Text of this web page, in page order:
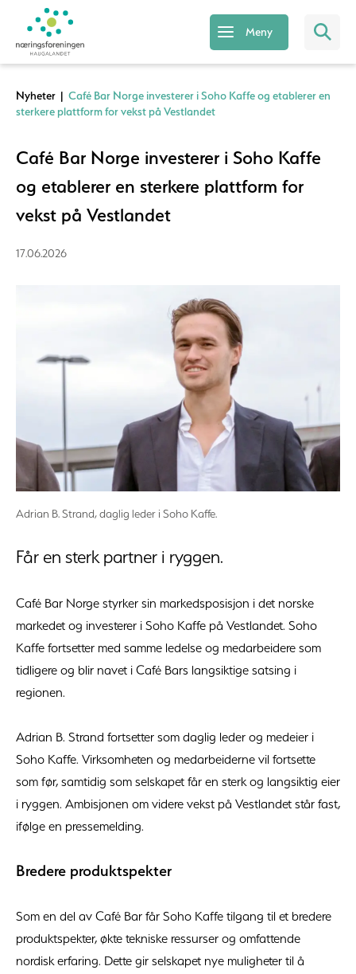
Meny
Nyheter | Café Bar Norge investerer i Soho Kaffe og etablerer en
sterkere plattform for vekst på Vestlandet
Café Bar Norge investerer i Soho Kaffe
og etablerer en sterkere plattform for
vekst på Vestlandet
17.06.2026
Adrian B. Strand, daglig leder i Soho Kaffe.
Får en sterk partner i ryggen.
Café Bar Norge styrker sin markedsposisjon i det norske
markedet og investerer i Soho Kaffe på Vestlandet. Soho
Kaffe fortsetter med samme ledelse og medarbeidere som
tidligere og blir navet i Café Bars langsiktige satsing i
regionen.
Adrian B. Strand fortsetter som daglig leder og medeier i
Soho Kaffe. Virksomheten og medarbeiderne vil fortsette
som før, samtidig som selskapet får en sterk og langsiktig eier
i ryggen. Ambisjonen om videre vekst på Vestlandet står fast,
ifølge en pressemelding.
Bredere produktspekter
Som en del av Café Bar får Soho Kaffe tilgang til et bredere
produktspekter, økte tekniske ressurser og omfattende
nordisk erfaring. Dette gir selskapet nye muligheter til å